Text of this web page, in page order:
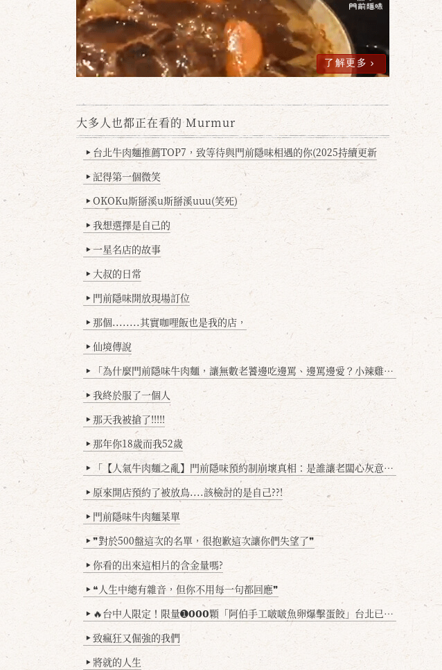
了解更多
大多人也都正在看的 Murmur
▶ 台北牛肉麵推薦TOP7，致等待與門前隱味相遇的你(2025持續更新
▶ 記得第一個微笑
▶ OKOKu斯掰溪u斯掰溪uuu(笑死)
▶ 我想選擇是自己的
▶ 一星名店的故事
▶ 大叔的日常
▶ 門前隱味開放現場訂位
▶ 那個........其實咖哩飯也是我的店，
▶ 仙境傳說
▶ 「為什麼門前隱味牛肉麵，讓無數老饕邊吃邊罵、邊罵邊愛？小辣雞揭密！」
▶ 我終於服了一個人
▶ 那天我被搶了!!!!!
▶ 那年你18歲而我52歲
▶ 「【人氣牛肉麵之亂】門前隱味預約制崩壞真相：是誰讓老闆心灰意冷？」
▶ 原來開店預約了被放鳥....該檢討的是自己??!
▶ 門前隱味牛肉麵菜單
▶ ❞對於500盤這次的名單，很抱歉這次讓你們失望了❞
▶ 你看的出來這相片的含金量嗎?
▶ ❝人生中總有雜音，但你不用每一句都回應❞
▶ 🔥台中人限定！限量➊𝟬𝟬𝟬顆「阿伯手工啵啵魚卵爆擊蛋餃」台北已被搶爆2萬顆，最後名額門前隱味只留給你！🥟💥
▶ 致瘋狂又倔強的我們
▶ 將就的人生